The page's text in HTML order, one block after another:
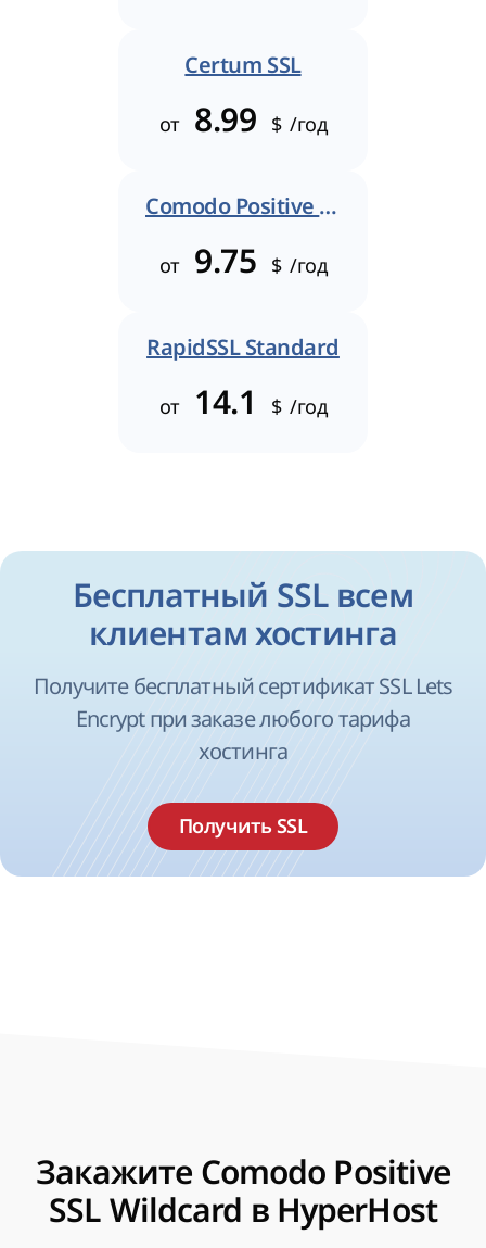
Certum SSL
от 8.99 $ /год
Comodo Positive SSL
от 9.75 $ /год
RapidSSL Standard
от 14.1 $ /год
Бесплатный SSL всем
клиентам хостинга
Получите бесплатный сертификат SSL Lets
Encrypt при заказе любого тарифа
хостинга
Получить SSL
Закажите Comodo Positive
SSL Wildcard в HyperHost